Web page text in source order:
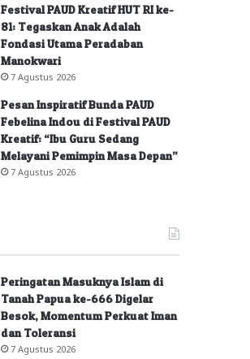
Festival PAUD Kreatif HUT RI ke-
81: Tegaskan Anak Adalah
Fondasi Utama Peradaban
Manokwari
7 Agustus 2026
Pesan Inspiratif Bunda PAUD
Febelina Indou di Festival PAUD
Kreatif: “Ibu Guru Sedang
Melayani Pemimpin Masa Depan”
7 Agustus 2026
Peringatan Masuknya Islam di
Tanah Papua ke-666 Digelar
Besok, Momentum Perkuat Iman
dan Toleransi
7 Agustus 2026